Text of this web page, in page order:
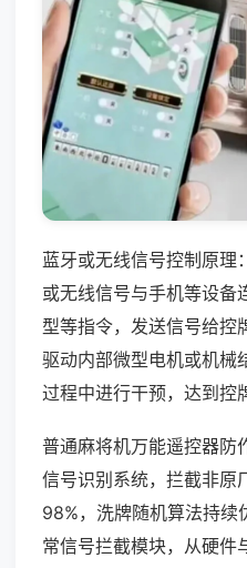
蓝牙或无线信号控制原理
或无线信号与手机等设备
型等指令，发送信号给控
驱动内部微型电机或机械
过程中进行干预，达到控
普通麻将机万能遥控器防
信号识别系统，拦截非原
98%，洗牌随机算法持续
常信号拦截模块，从硬件